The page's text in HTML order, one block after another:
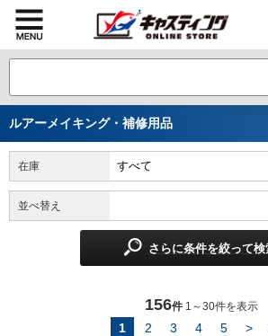
ルアーメイキング・補修用品
在庫
並べ替え
さらに条件を絞って検
156件 1～30件を表示
1 2 3 4 5 >